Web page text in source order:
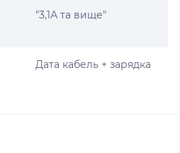
"3,1А та вище"
Дата кабель + зарядка